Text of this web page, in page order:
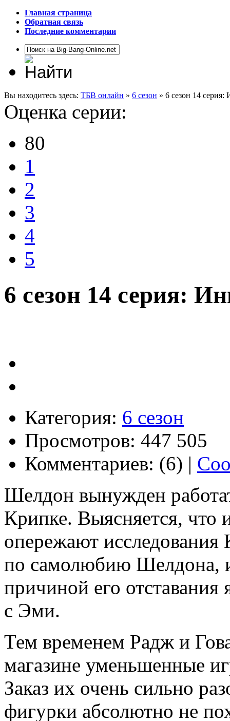
Главная страница
Обратная связь
Последние комментарии
Вы находитесь здесь: ТБВ онлайн » 6 сезон » 6 сезон 14
Оценка серии:
80
1
2
3
4
5
6 сезон 14 серия:
Категория: 6 сезон
Просмотров: 447 505
Комментариев: (6) |
Шелдон вынужден
Крипке. Выясняется, что
опережают исследования
по самолюбию Шелдона,
причиной его отставания
с Эми.
Тем временем Радж и
магазине уменьшенные
Заказ их очень сильно
фигурки абсолютно не